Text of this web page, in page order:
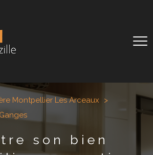
Montpellier Les Arceaux
son bien